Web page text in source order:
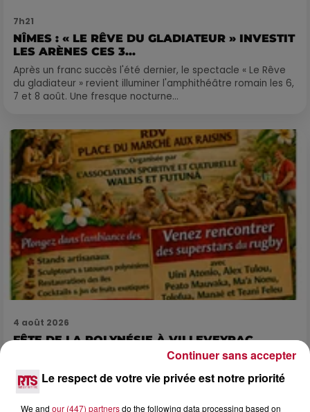
7h21
NÎMES : « LE RÊVE DU GLADIATEUR » INVESTIT
LES ARÈNES CES 3...
Après un franc succès l'été dernier, le spectacle « Le Rêve
du gladiateur » revient illuminer l'amphithéâtre romain les 6,
7 et 8 août. Une fresque nocturne...
4 août 2026
FÊTE DE LA POLYNÉSIE À VILLEVEYRAC
Le respect de votre vie privée est notre priorité
We and our (447) partnersdo the following data processing based on
Continuer sans accepter